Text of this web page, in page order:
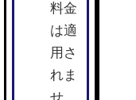
料金
は適
用さ
れま